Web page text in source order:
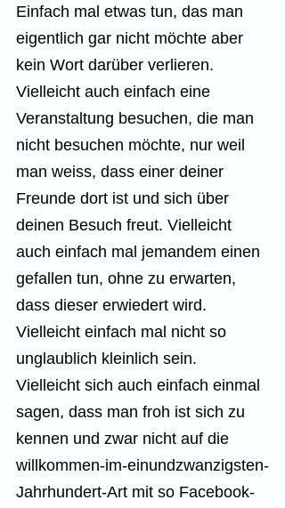
Einfach mal etwas tun, das man
eigentlich gar nicht möchte aber
kein Wort darüber verlieren.
Vielleicht auch einfach eine
Veranstaltung besuchen, die man
nicht besuchen möchte, nur weil
man weiss, dass einer deiner
Freunde dort ist und sich über
deinen Besuch freut. Vielleicht
auch einfach mal jemandem einen
gefallen tun, ohne zu erwarten,
dass dieser erwiedert wird.
Vielleicht einfach mal nicht so
unglaublich kleinlich sein.
Vielleicht sich auch einfach einmal
sagen, dass man froh ist sich zu
kennen und zwar nicht auf die
willkommen-im-einundzwanzigsten-
Jahrhundert-Art mit so Facebook-